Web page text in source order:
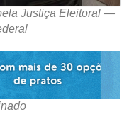
Justiça Eleitoral —